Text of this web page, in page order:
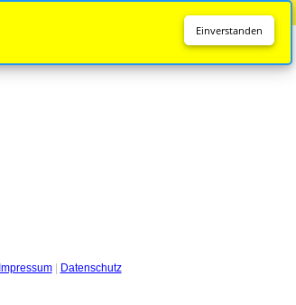
Impressum| Datenschutz
Einverstanden